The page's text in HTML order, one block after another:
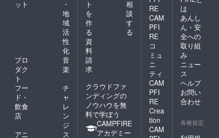
ット
・
地
域
活
性
化
プロ
ダク
ト
音
楽
フー
ド・
飲食
店
チ
ャ
レ
ン
ジ
アニ
ス
ト
を
作
る
相
談
す
る
資
料
請
求
クラウドファ
ンディングの
ノウハウを無
料で学ぼう
CAMPFIRE
アカデミー
RE
CAM
PFI
RE
コ
ミュ
ニ
ティ
CAM
PFI
RE
Crea
tion
CAM
は
あんし
ん・安
全への
取り組
み
ニュー
ス
ヘルプ
お問い
合わせ
各種規定